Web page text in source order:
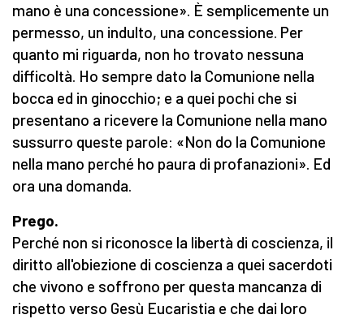
mano è una concessione». È semplicemente un
permesso, un indulto, una concessione. Per
quanto mi riguarda, non ho trovato nessuna
difficoltà. Ho sempre dato la Comunione nella
bocca ed in ginocchio; e a quei pochi che si
presentano a ricevere la Comunione nella mano
sussurro queste parole: «Non do la Comunione
nella mano perché ho paura di profanazioni». Ed
ora una domanda.
Prego.
Perché non si riconosce la libertà di coscienza, il
diritto all'obiezione di coscienza a quei sacerdoti
che vivono e soffrono per questa mancanza di
rispetto verso Gesù Eucaristia e che dai loro